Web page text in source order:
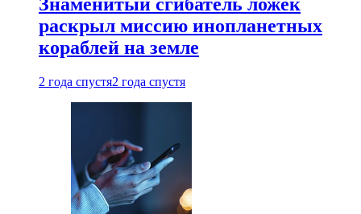
раскрыл миссию инопланетных
кораблей на земле
2 года спустя2 года спустя